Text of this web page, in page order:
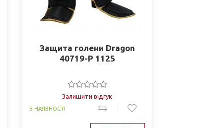
Защита голени Dragon
40719-Р 1125
Залишити відгук
В НАЯВНОСТІ